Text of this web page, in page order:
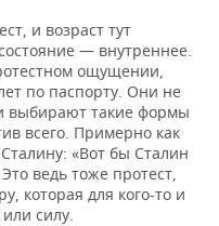
и возраст тут
— внутреннее.
ощущении,
по паспорту. Они не
выбирают такие формы
всего. Примерно как
«Вот бы Сталин
ведь тоже протест,
которая для кого-то и
силу.